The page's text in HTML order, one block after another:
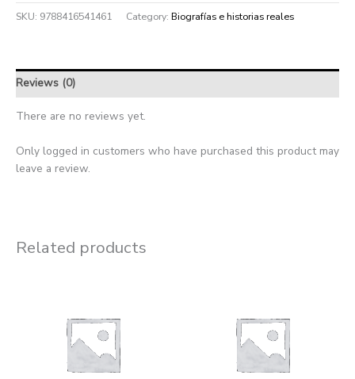
SKU: 9788416541461 Category: Biografías e historias reales
Reviews (0)
There are no reviews yet.
Only logged in customers who have purchased this product may
leave a review.
Related products